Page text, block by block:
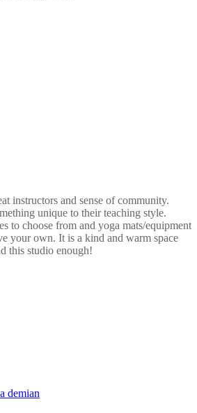
instructors and sense of community.
unique to their teaching style.
to choose from and yoga mats/equipment
your own. It is a kind and warm space
this studio enough!
demian